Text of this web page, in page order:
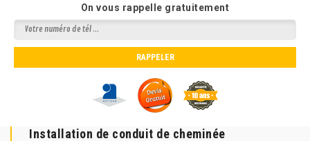
On vous rappelle gratuitement
Installation de conduit de cheminée